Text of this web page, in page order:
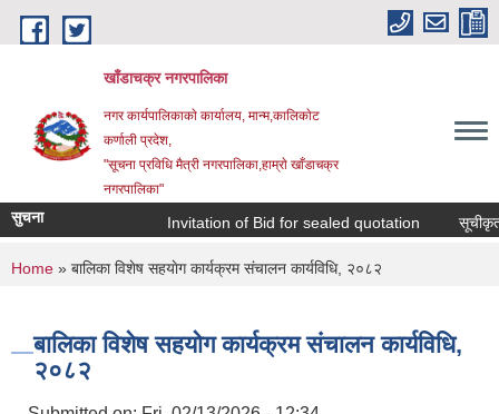
Skip to main content
खाँडाचक्र नगरपालिका
नगर कार्यपालिकाकाे कार्यालय, मान्म,कालिकाेट
क‍र्णाली प्रदेश,
"सूचना प्रविधि मैत्री नगरपालिका,हाम्राे खाँडाचक्र
नगरपालिका"
सुचना Invitation of Bid for sealed quotation सूचीकृत
You are here
Home » बालिका विशेष सहयाेग कार्यक्रम स‌ंचालन कार्यविधि, २०८२
बालिका विशेष सहयाेग कार्यक्रम स‌ंचालन कार्यविधि,
२०८२